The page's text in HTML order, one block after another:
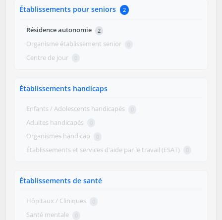
Établissements pour seniors 2
Résidence autonomie 2
Organisme établissement senior 0
Centre de jour 0
Établissements handicaps
Enfants / Adolescents handicapés 0
Adultes handicapés 0
Organismes handicap 0
Établissements et services d'aide par le travail (ESAT) 0
Établissements de santé
Hôpitaux / Cliniques 0
Santé mentale 0